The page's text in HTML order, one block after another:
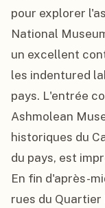
pour explorer
National
un excellent
les indentured
pays. L'entrée
Ashmolean
historiques du
du pays, est
En fin d'après-
rues du